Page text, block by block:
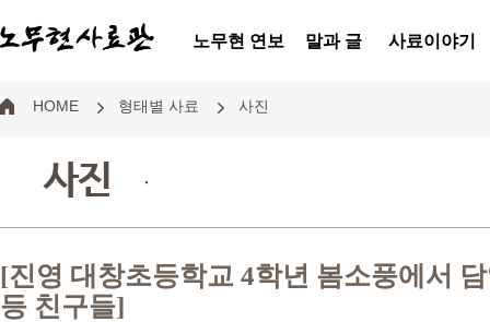
노무현 연보 말과 글 사료이야기
HOME 형태별 사료 사진
사진 .
[진영 대창초등학교 4학년 봄소풍에서
등 친구들]